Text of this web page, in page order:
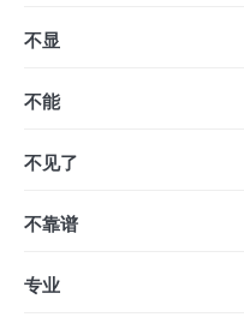
不显
不能
不见了
不靠谱
专业